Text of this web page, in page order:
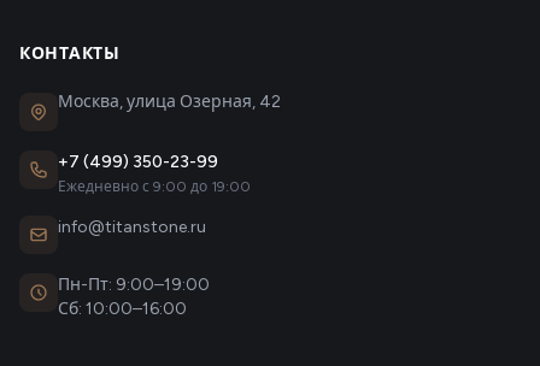
КОНТАКТЫ
Москва, улица Озерная, 42
+7 (499) 350-23-99
Ежедневно с 9:00 до 19:00
info@titanstone.ru
Пн-Пт: 9:00–19:00
Сб: 10:00–16:00